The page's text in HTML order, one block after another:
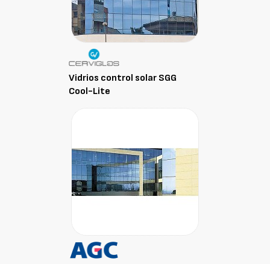
Vidrios control solar SGG
Cool-Lite